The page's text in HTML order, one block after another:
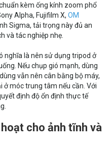
kèm ống kính zoom phổ
Alpha, Fujifilm X, OM
Sigma, tải trọng này đủ an
và tác nghiệp nhẹ.
nghĩa là nên sử dụng tripod ở
Nếu chụp gió mạnh, dùng
vẫn nên cân bằng bộ máy,
móc trung tâm nếu cần. Với
định độ ổn định thực tế
cho ảnh tĩnh và